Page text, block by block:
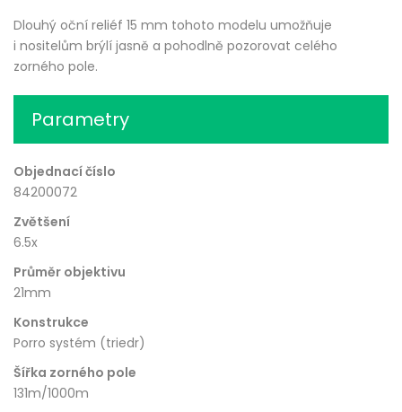
Dlouhý oční reliéf 15 mm tohoto modelu umožňuje
i nositelům brýlí jasně a pohodlně pozorovat celého
zorného pole.
Parametry
Objednací číslo
84200072
Zvětšení
6.5x
Průměr objektivu
21mm
Konstrukce
Porro systém (triedr)
Šířka zorného pole
131m/1000m